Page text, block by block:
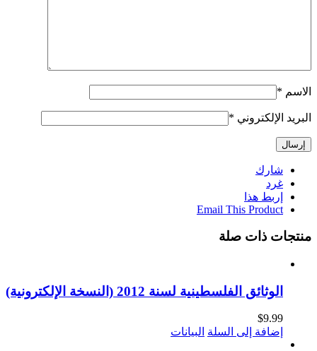
الاسم *
البريد الإلكتروني *
شارك
غرد
إربط هذا
Email This Product
منتجات ذات صلة
الوثائق الفلسطينية لسنة 2012 (النسخة الإلكترونية)
$9.99
إضافة إلى السلة البيانات